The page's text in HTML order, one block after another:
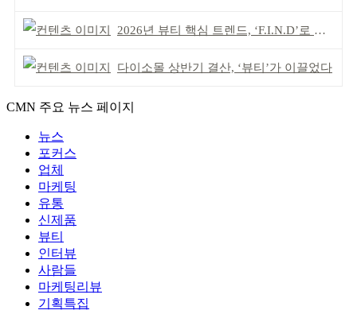
2026년 뷰티 핵심 트렌드, ‘F.I.N.D’로 읽는다
다이소몰 상반기 결산, ‘뷰티’가 이끌었다
CMN 주요 뉴스 페이지
뉴스
포커스
업체
마케팅
유통
신제품
뷰티
인터뷰
사람들
마케팅리뷰
기획특집